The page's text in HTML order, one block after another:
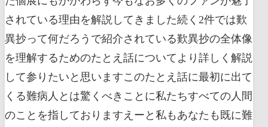
されている理由を解説してきました続く2件では歎
異抄って何だろうで紹介されている歎異抄の全体像
を理解するためのたとえ話についてより詳しく解説
して参りたいと思いますこのたとえ話に最初に出て
くる難病人とは驚くべきことに私たちすべての人間
のことを指しておりますえーと私もあなたも既に難